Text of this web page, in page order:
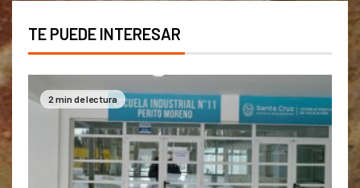
TE PUEDE INTERESAR
2 min de lectura